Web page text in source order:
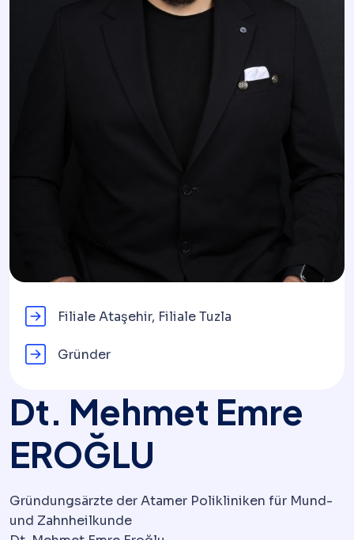
Filiale Ataşehir, Filiale Tuzla
Gründer
Dt. Mehmet Emre
EROĞLU
Gründungsärzte der Atamer Polikliniken für Mund-
und Zahnheilkunde